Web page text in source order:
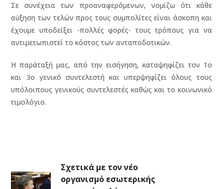
Σε συνέχεια των προαναφερόμενων, νομίζω ότι κάθε
αύξηση των τελών προς τους συμπολίτες είναι άσκοπη και
έχουμε υποδείξει -πολλές φορές- τους τρόπους για να
αντιμετωπιστεί το κόστος των ανταποδοτικών.
Η παράταξή μας, από την εισήγηση, καταψηφίζει τον 1ο
και 3ο γενικό συντελεστή και υπερψηφίζει όλους τους
υπόλοιπους γενικούς συντελεστές καθώς και το κοινωνικό
τιμολόγιο.
Σχετικά με τον νέο
οργανισμό εσωτερικής